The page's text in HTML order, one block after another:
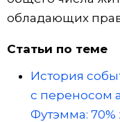
обладающих
Статьи по теме
История
с переносом
Футэмма: